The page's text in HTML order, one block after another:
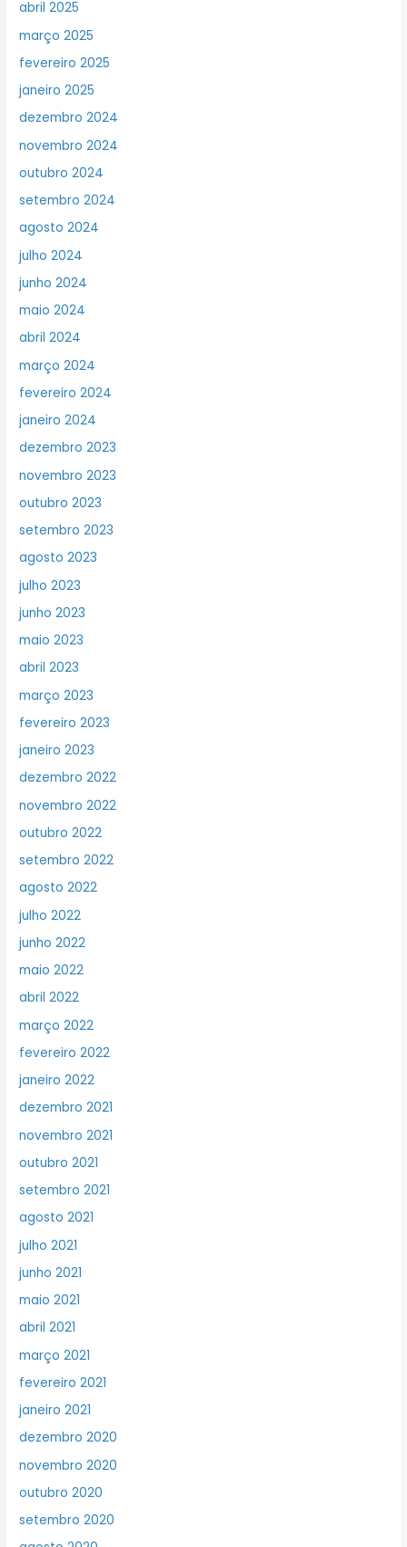
abril 2025
março 2025
fevereiro 2025
janeiro 2025
dezembro 2024
novembro 2024
outubro 2024
setembro 2024
agosto 2024
julho 2024
junho 2024
maio 2024
abril 2024
março 2024
fevereiro 2024
janeiro 2024
dezembro 2023
novembro 2023
outubro 2023
setembro 2023
agosto 2023
julho 2023
junho 2023
maio 2023
abril 2023
março 2023
fevereiro 2023
janeiro 2023
dezembro 2022
novembro 2022
outubro 2022
setembro 2022
agosto 2022
julho 2022
junho 2022
maio 2022
abril 2022
março 2022
fevereiro 2022
janeiro 2022
dezembro 2021
novembro 2021
outubro 2021
setembro 2021
agosto 2021
julho 2021
junho 2021
maio 2021
abril 2021
março 2021
fevereiro 2021
janeiro 2021
dezembro 2020
novembro 2020
outubro 2020
setembro 2020